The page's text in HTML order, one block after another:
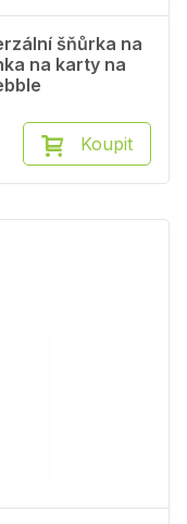
šňůrka na
na karty na
Koupit